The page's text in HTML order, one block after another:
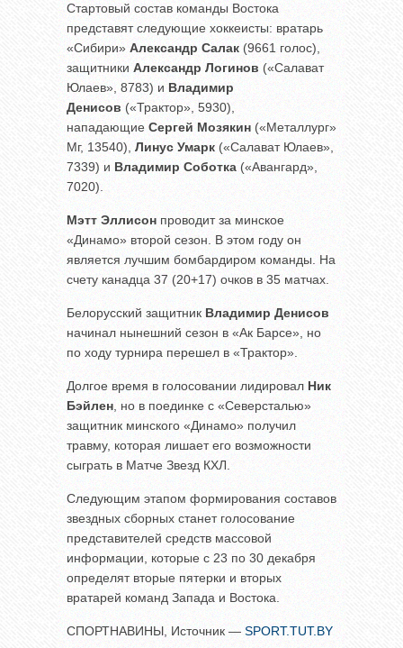
Стартовый состав команды Востока
представят следующие хоккеисты: вратарь
«Сибири» Александр Салак (9661 голос),
защитники Александр Логинов («Салават
Юлаев», 8783) и Владимир
Денисов («Трактор», 5930),
нападающие Сергей Мозякин («Металлург»
Мг, 13540), Линус Умарк («Салават Юлаев»,
7339) и Владимир Соботка («Авангард»,
7020).
Мэтт Эллисон проводит за минское
«Динамо» второй сезон. В этом году он
является лучшим бомбардиром команды. На
счету канадца 37 (20+17) очков в 35 матчах.
Белорусский защитник Владимир Денисов
начинал нынешний сезон в «Ак Барсе», но
по ходу турнира перешел в «Трактор».
Долгое время в голосовании лидировал Ник
Бэйлен, но в поединке с «Северсталью»
защитник минского «Динамо» получил
травму, которая лишает его возможности
сыграть в Матче Звезд КХЛ.
Следующим этапом формирования составов
звездных сборных станет голосование
представителей средств массовой
информации, которые с 23 по 30 декабря
определят вторые пятерки и вторых
вратарей команд Запада и Востока.
СПОРТНАВИНЫ, Источник — SPORT.TUT.BY